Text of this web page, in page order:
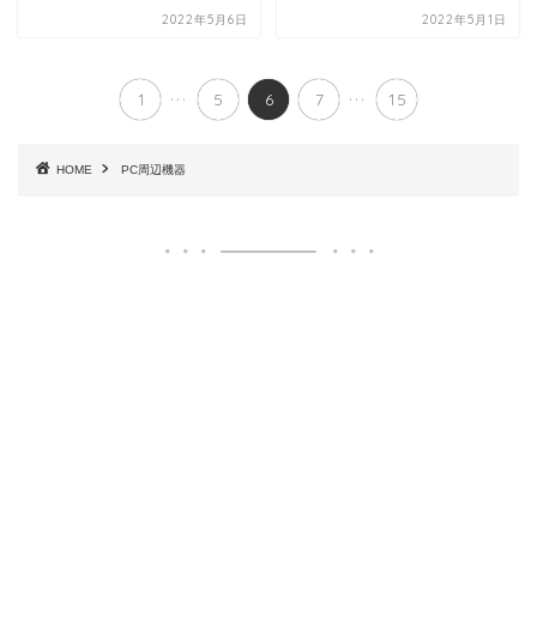
2022年5月6日 2022年5月1日
1 ... 5 6 7 ... 15
HOME PC周辺機器